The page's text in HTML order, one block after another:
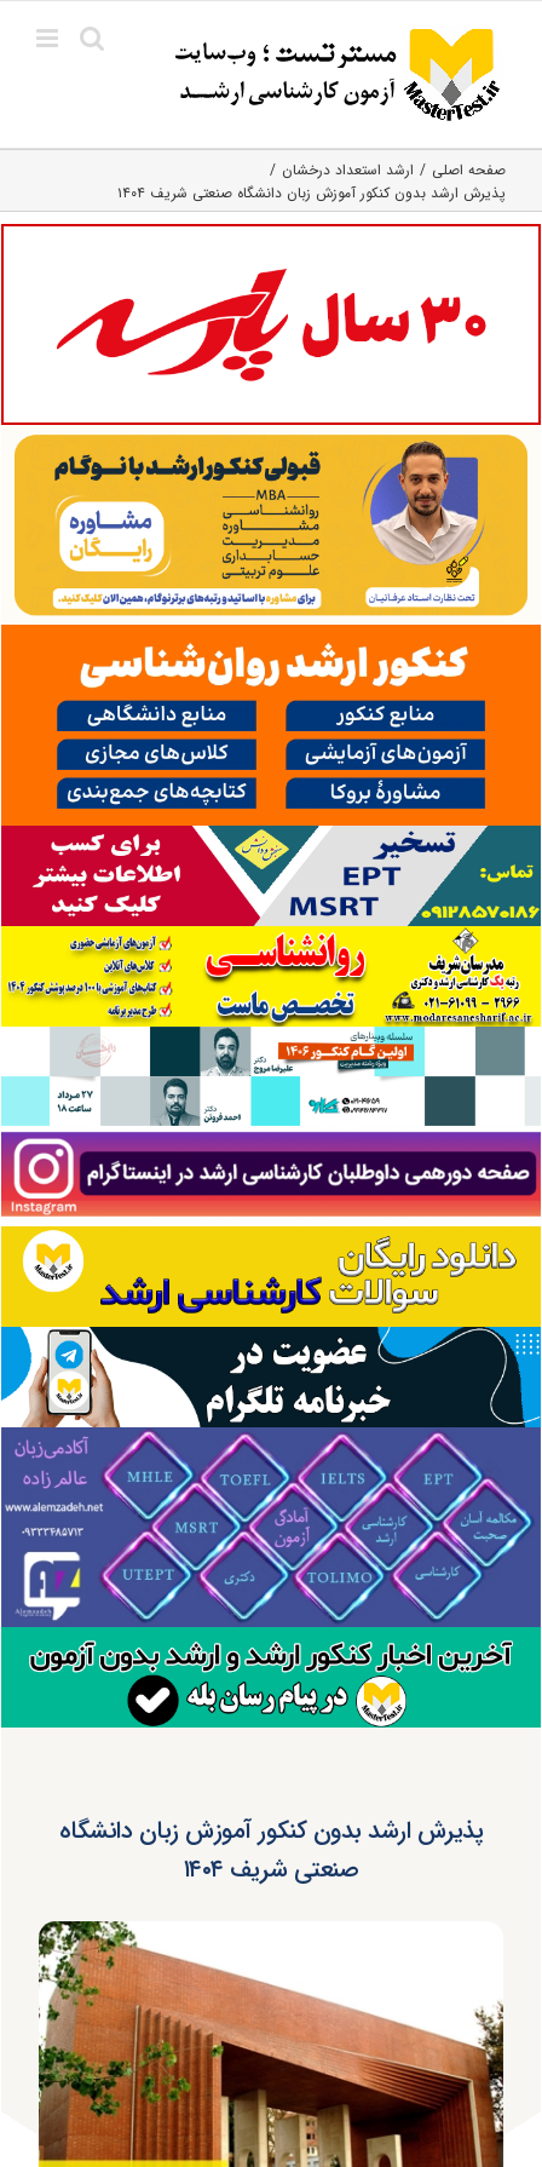
content
صفحه اصلی
ارشد استعداد درخشان
پذیرش ارشد بدون کنکور آموزش زبان دانشگاه صنعتی شریف ۱۴۰۴
پذیرش ارشد بدون کنکور آموزش زبان دانشگاه
صنعتی شریف ۱۴۰۴